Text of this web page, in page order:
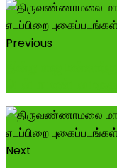
Previous
Next